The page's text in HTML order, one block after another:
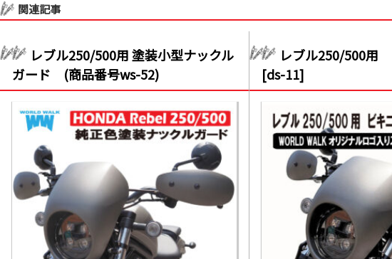
関連記事
レブル250/500用 塗装小型ナックル
ガード (商品番号ws-52)
レブル250/500用
[ds-11]